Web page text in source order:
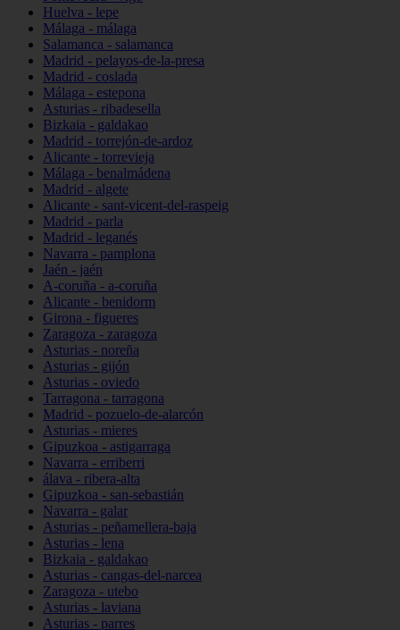
Huelva - lepe
Málaga - málaga
Salamanca - salamanca
Madrid - pelayos-de-la-presa
Madrid - coslada
Málaga - estepona
Asturias - ribadesella
Bizkaia - galdakao
Madrid - torrejón-de-ardoz
Alicante - torrevieja
Málaga - benalmádena
Madrid - algete
Alicante - sant-vicent-del-raspeig
Madrid - parla
Madrid - leganés
Navarra - pamplona
Jaén - jaén
A-coruña - a-coruña
Alicante - benidorm
Girona - figueres
Zaragoza - zaragoza
Asturias - noreña
Asturias - gijón
Asturias - oviedo
Tarragona - tarragona
Madrid - pozuelo-de-alarcón
Asturias - mieres
Gipuzkoa - astigarraga
Navarra - erriberri
álava - ribera-alta
Gipuzkoa - san-sebastián
Navarra - galar
Asturias - peñamellera-baja
Asturias - lena
Bizkaia - galdakao
Asturias - cangas-del-narcea
Zaragoza - utebo
Asturias - laviana
Asturias - parres